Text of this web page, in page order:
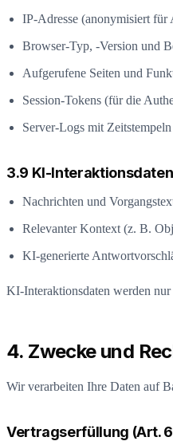
IP-Adresse (anonymisiert für
Browser-Typ, -Version und
Aufgerufene Seiten und
Session-Tokens (für die
Server-Logs mit
3.9 KI-Interaktionsdaten
Nachrichten und
Relevanter Kontext (z. B.
KI-generierte
KI-Interaktionsdaten werden
4. Zwecke und
Wir verarbeiten Ihre Daten auf
Vertragserfüllung (Art. 6